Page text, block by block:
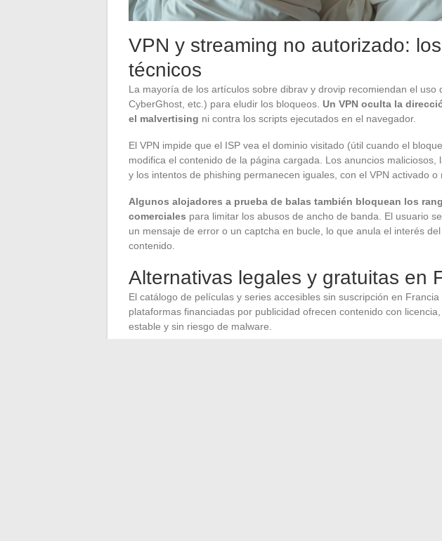
VPN y streaming no autorizado:
técnicos
La mayoría de los artículos sobre dibrav y drovip recomiendan el uso
CyberGhost, etc.) para eludir los bloqueos. Un VPN oculta la
el malvertising ni contra los scripts ejecutados en el navegador.
El VPN impide que el ISP vea el dominio visitado (útil cuando el
modifica el contenido de la página cargada. Los anuncios maliciosos,
y los intentos de phishing permanecen iguales, con el VPN activado o
Algunos alojadores a prueba de balas también bloquean los
comerciales para limitar los abusos de ancho de banda. El usuario
un mensaje de error o un captcha en bucle, lo que anula el interés
contenido.
Alternativas legales y gratuitas en
El catálogo de películas y series accesibles sin suscripción en
plataformas financiadas por publicidad ofrecen contenido con
estable y sin riesgo de malware.